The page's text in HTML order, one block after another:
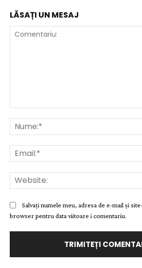
LĂSAȚI UN MESAJ
Salvați numele meu, adresa de e-mail și
browser pentru data viitoare i comentariu.